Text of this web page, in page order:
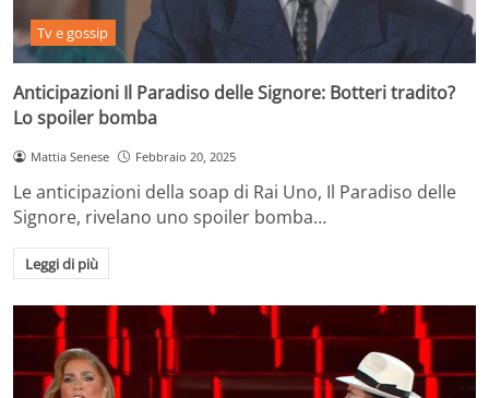
Tv e gossip
Anticipazioni Il Paradiso delle Signore: Botteri tradito?
Lo spoiler bomba
Mattia Senese Febbraio 20, 2025
Le anticipazioni della soap di Rai Uno, Il Paradiso delle
Signore, rivelano uno spoiler bomba…
Leggi di più